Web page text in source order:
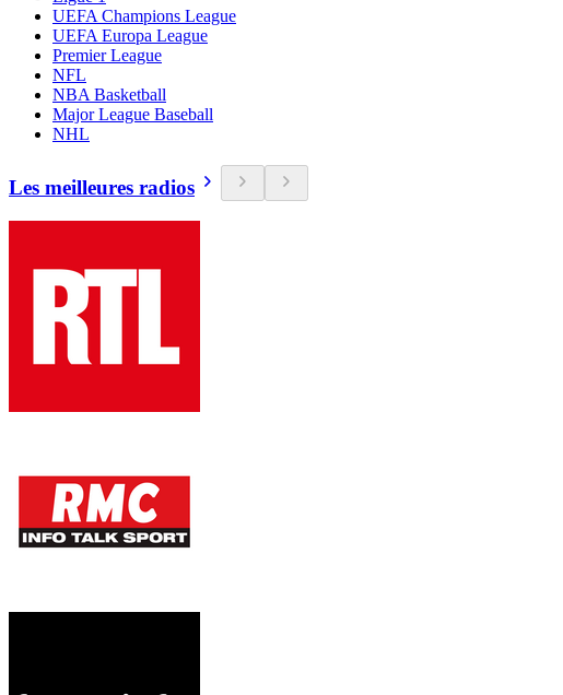
UEFA Champions League
UEFA Europa League
Premier League
NFL
NBA Basketball
Major League Baseball
NHL
Les meilleures radios